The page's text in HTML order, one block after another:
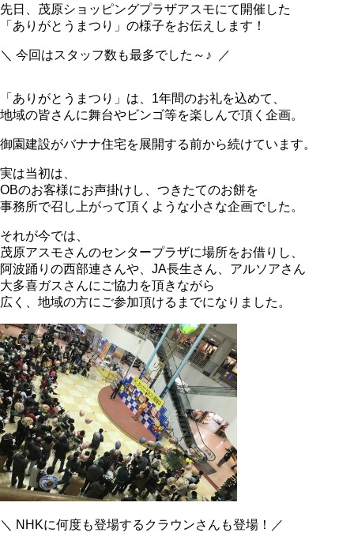
先日、茂原ショッピングプラザアスモにて開催した
「ありがとうまつり」の様子をお伝えします！
＼ 今回はスタッフ数も最多でした～♪ ／
「ありがとうまつり」は、1年間のお礼を込めて、
地域の皆さんに舞台やビンゴ等を楽しんで頂く企画。
御園建設がバナナ住宅を展開する前から続けています。
実は当初は、
OBのお客様にお声掛けし、つきたてのお餅を
事務所で召し上がって頂くような小さな企画でした。
それが今では、
茂原アスモさんのセンタープラザに場所をお借りし、
阿波踊りの西部連さんや、JA長生さん、アルソアさん
大多喜ガスさんにご協力を頂きながら
広く、地域の方にご参加頂けるまでになりました。
＼ NHKに何度も登場するクラウンさんも登場！／